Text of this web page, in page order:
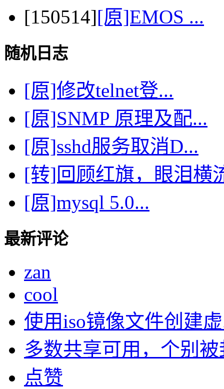
[150514][原]EMOS ...
随机日志
[原]修改telnet登...
[原]SNMP 原理及配...
[原]sshd服务取消D...
[转]回顾红旗，眼泪横
[原]mysql 5.0...
最新评论
zan
cool
使用iso镜像文件创建
多数共享可用，个别被
点赞